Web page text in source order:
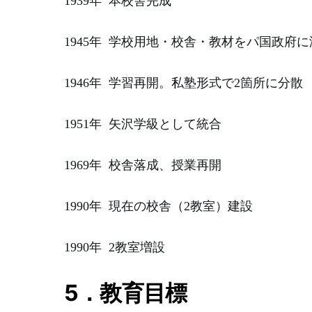
1945年 学校用地・校舎・教材をパ国政府に
1946年 学習再開。私塾形式で2箇所に分散
1951年 矢沢学級として統合
1969年 校舎落成、授業再開
1990年 現在の校舎（2教室）建設
1990年 2教室増設
5．教育目標